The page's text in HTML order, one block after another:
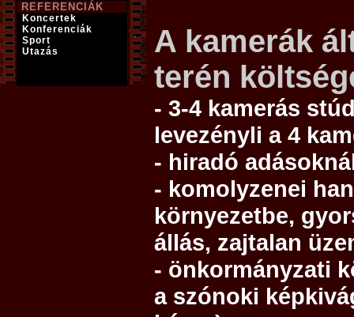
REFERENCIÁK
Koncertek
Konferenciák
Sport
Utazás
A kamerák
terén
- 3-4 kamerás
levezényli a 4
- hiradó
- komolyzenei
környezetbe,
állás, zajtalan
- önkormányzati
a szónoki